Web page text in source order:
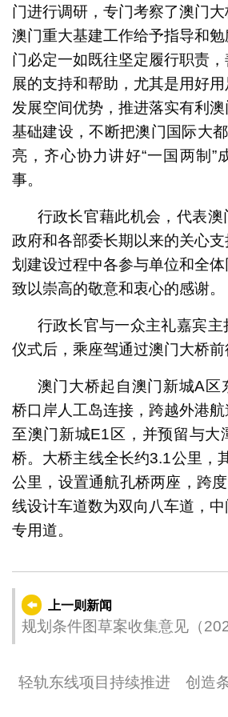
门进行调研，专门考察了澳门
澳门重大基建工作给予指导和
门必定一如既往坚定履行职责
展的支持和帮助，尤其是用好
发展空间优势，推进落实有利
基础建设，不断把澳门国际大
亮，齐心协力讲好“一国两制”
事。
行政长官藉此机会，代表
政府和各部委长期以来的关心
划建设过程中各参与单位和全体
致以崇高的敬意和衷心的感谢。
行政长官与一众主礼嘉宾
仪式后，乘座驾通过澳门大桥前
澳门大桥起自澳门新城A区
桥口岸人工岛连接，跨越外港航
至澳门新城E1区，并预留与大
桥。大桥主线全长约3.1公里，
公里，设置通航孔桥两座，跨
线设计车道数为双向八车道，
专用道。
上一则新闻
规划条件图草案收集意见（
轻轨东线项目持续推进 创造